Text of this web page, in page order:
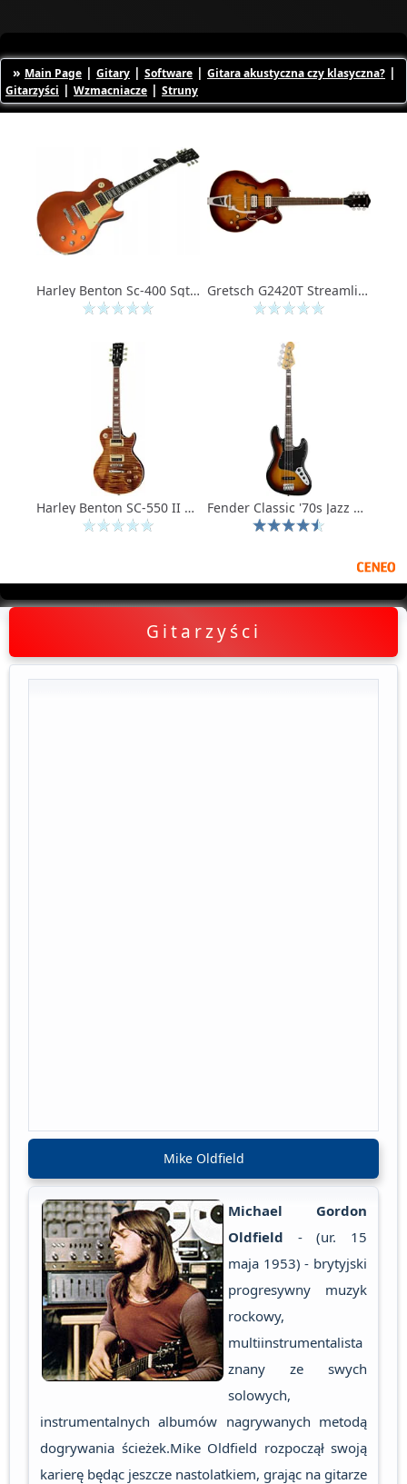
» Main Page | Gitary | Software | Gitara akustyczna czy klasyczna? |
Gitarzyści | Wzmacniacze | Struny
Harley Benton Sc-400 Sgt Classic Series Gretsch G2420T Streamliner Hollow Body with Bigsby, Havana Burst gitara elektryczna
Harley Benton SC-550 II PAF - gitara elektryczna typu Les Paul Fender Classic '70s Jazz Bass (3-Color Sunburst)
Gitarzyści
Mike Oldfield
Michael Gordon
Oldfield - (ur. 15
maja 1953) - brytyjski
progresywny muzyk
rockowy,
multiinstrumentalista
znany ze swych
solowych,
instrumentalnych albumów nagrywanych metodą
dogrywania ścieżek.Mike Oldfield rozpoczął swoją
karierę będąc jeszcze nastolatkiem, grając na gitarze